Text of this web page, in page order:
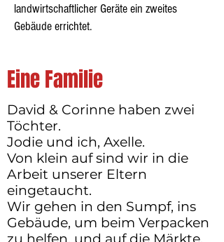
landwirtschaftlicher Geräte ein zweites
Gebäude errichtet.
Eine Familie
David & Corinne haben zwei
Töchter.
Jodie und ich, Axelle.
Von klein auf sind wir in die
Arbeit unserer Eltern
eingetaucht.
Wir gehen in den Sumpf, ins
Gebäude, um beim Verpacken
zu helfen, und auf die Märkte.